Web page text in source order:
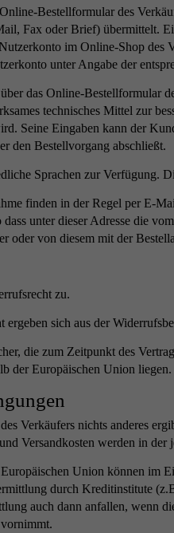
Bestellformular des
Fax oder Brief) übermittelt.
im Online-Shop des
unter Angabe der
das Online-Bestellformular
technisches Mittel zur
Seine Eingaben kann der
den Bestellvorgang abschließt.
Sprachen zur Verfügung.
finden in der Regel per E-
unter dieser Adresse die
oder von diesem mit der
zu.
sich aus der
die zum Zeitpunkt des
der Europäischen Union liegen.
Verkäufers nichts anderes
Versandkosten werden in
Union können im
durch Kreditinstitute
auch dann anfallen, wenn